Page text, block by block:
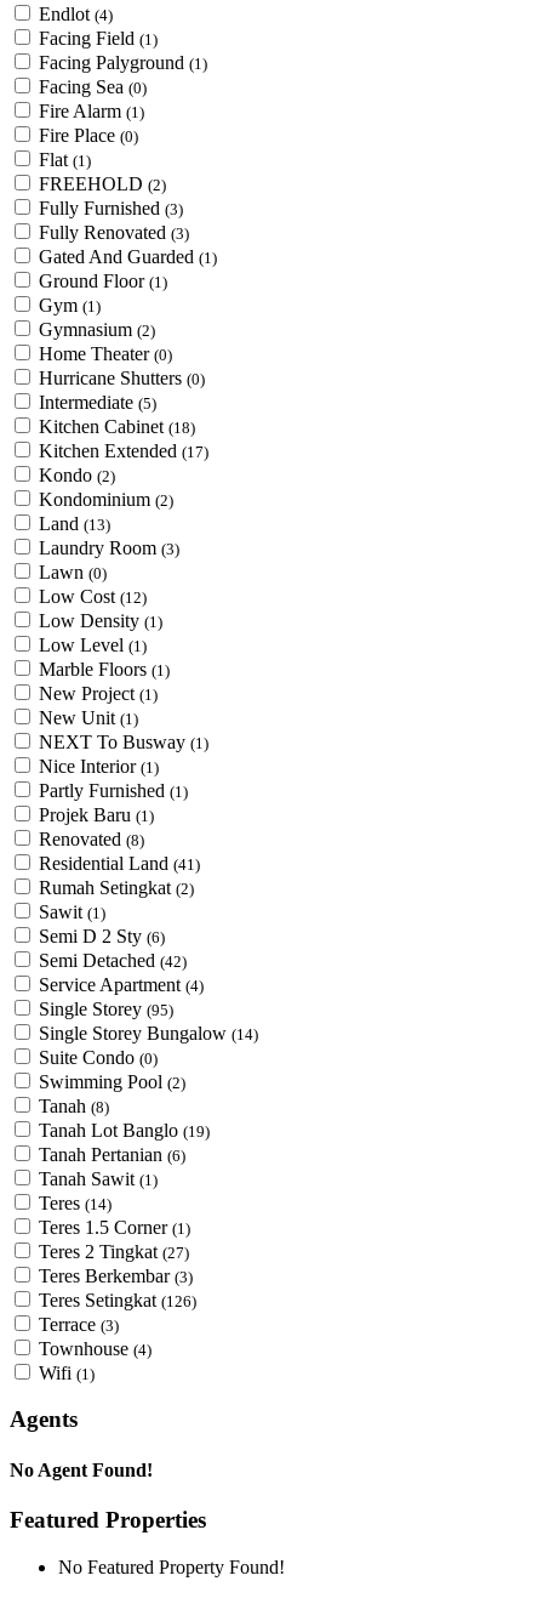
Endlot (4)
Facing Field (1)
Facing Palyground (1)
Facing Sea (0)
Fire Alarm (1)
Fire Place (0)
Flat (1)
FREEHOLD (2)
Fully Furnished (3)
Fully Renovated (3)
Gated And Guarded (1)
Ground Floor (1)
Gym (1)
Gymnasium (2)
Home Theater (0)
Hurricane Shutters (0)
Intermediate (5)
Kitchen Cabinet (18)
Kitchen Extended (17)
Kondo (2)
Kondominium (2)
Land (13)
Laundry Room (3)
Lawn (0)
Low Cost (12)
Low Density (1)
Low Level (1)
Marble Floors (1)
New Project (1)
New Unit (1)
NEXT To Busway (1)
Nice Interior (1)
Partly Furnished (1)
Projek Baru (1)
Renovated (8)
Residential Land (41)
Rumah Setingkat (2)
Sawit (1)
Semi D 2 Sty (6)
Semi Detached (42)
Service Apartment (4)
Single Storey (95)
Single Storey Bungalow (14)
Suite Condo (0)
Swimming Pool (2)
Tanah (8)
Tanah Lot Banglo (19)
Tanah Pertanian (6)
Tanah Sawit (1)
Teres (14)
Teres 1.5 Corner (1)
Teres 2 Tingkat (27)
Teres Berkembar (3)
Teres Setingkat (126)
Terrace (3)
Townhouse (4)
Wifi (1)
Agents
No Agent Found!
Featured Properties
No Featured Property Found!